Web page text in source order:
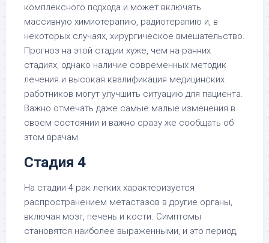
комплексного подхода и может включать
массивную химиотерапию, радиотерапию и, в
некоторых случаях, хирургическое вмешательство.
Прогноз на этой стадии хуже, чем на ранних
стадиях, однако наличие современных методик
лечения и высокая квалификация медицинских
работников могут улучшить ситуацию для пациента.
Важно отмечать даже самые малые изменения в
своем состоянии и важно сразу же сообщать об
этом врачам.
Стадия 4
На стадии 4 рак легких характеризуется
распространением метастазов в другие органы,
включая мозг, печень и кости. Симптомы
становятся наиболее выраженными, и это период,